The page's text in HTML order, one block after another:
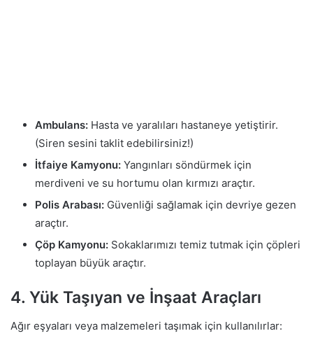
Ambulans: Hasta ve yaralıları hastaneye yetiştirir.
(Siren sesini taklit edebilirsiniz!)
İtfaiye Kamyonu: Yangınları söndürmek için
merdiveni ve su hortumu olan kırmızı araçtır.
Polis Arabası: Güvenliği sağlamak için devriye gezen
araçtır.
Çöp Kamyonu: Sokaklarımızı temiz tutmak için çöpleri
toplayan büyük araçtır.
4. Yük Taşıyan ve İnşaat Araçları
Ağır eşyaları veya malzemeleri taşımak için kullanılırlar: